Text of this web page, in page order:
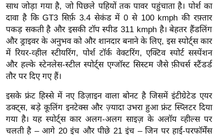
त
यं
ग
इं
डि
या
हि
त्य
ज
साथ जोड़ा गया है, जो पिछले पहियों तक पावर पहुंचाता है। पोर्श का
दावा है कि GT3 सिर्फ़ 3.4 सेकंड में 0 से 100 kmph की रफ़्तार
पकड़ सकती है और इसकी टॉप स्पीड 311 kmph है। बेहतर हैंडलिंग
और ड्राइवर के अनुभव को और शानदार बनाने के लिए, इस स्पोर्ट्स कार
में रियर-व्हील स्टीयरिंग, पोर्श टॉर्क वेक्टरिंग, एक्टिव स्पोर्ट सस्पेंशन
और हल्के स्टेनलेस-स्टील स्पोर्ट्स एग्जॉस्ट सिस्टम जैसे फ़ीचर्स स्टैंडर्ड
तौर पर दिए गए हैं।
इसके फ्रंट हिस्से में नए डिज़ाइन वाला बोनट है जिसमें इंटीग्रेटेड एयर
डक्ट्स, बड़े कूलिंग इनटेक्स और ज़्यादा उभरा हुआ फ्रंट स्प्लिटर दिया
गया है। यह स्पोर्ट्स कार अलग-अलग साइज़ के अलॉय व्हील्स पर
चलती है – आगे 20 इंच और पीछे 21 इंच – जिन पर हाई-परफॉर्मेंस